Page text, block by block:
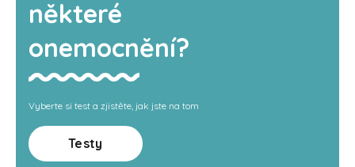
některé
onemocnění?
Vyberte si test a zjistěte, jak jste na tom
Testy